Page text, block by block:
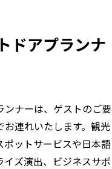
ドアプランナ
ンナーは、ゲストのご要
連れいたします。観光
ットサービスや日本語
ズ演出、ビジネスサポ